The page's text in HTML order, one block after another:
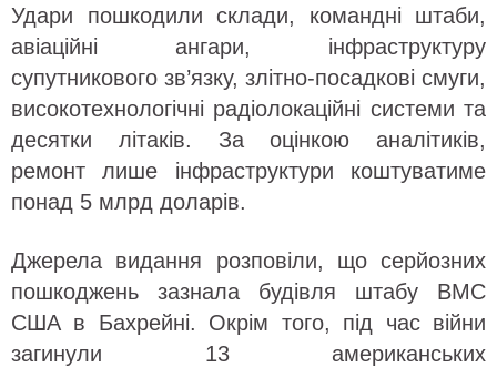
Удари пошкодили склади, командні штаби,
авіаційні ангари, інфраструктуру
супутникового зв’язку, злітно-посадкові смуги,
високотехнологічні радіолокаційні системи та
десятки літаків. За оцінкою аналітиків,
ремонт лише інфраструктури коштуватиме
понад 5 млрд доларів.
Джерела видання розповіли, що серйозних
пошкоджень зазнала будівля штабу ВМС
США в Бахрейні. Окрім того, під час війни
загинули 13 американських